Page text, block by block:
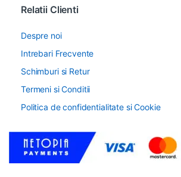
Relatii Clienti
Despre noi
Intrebari Frecvente
Schimburi si Retur
Termeni si Conditii
Politica de confidentialitate si Cookie